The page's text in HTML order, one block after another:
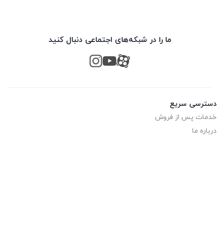
ما را در شبکه‌های اجتماعی دنبال کنید
دسترسی سریع
خدمات پس از فروش
درباره ما